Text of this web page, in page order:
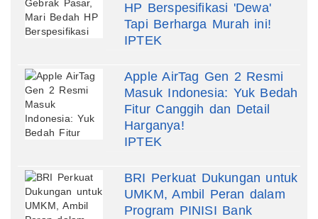
HP Berspesifikasi 'Dewa'
Tapi Berharga Murah ini!
IPTEK
Apple AirTag Gen 2 Resmi
Masuk Indonesia: Yuk Bedah
Fitur Canggih dan Detail
Harganya!
IPTEK
BRI Perkuat Dukungan untuk
UMKM, Ambil Peran dalam
Program PINISI Bank